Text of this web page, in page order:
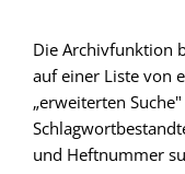
Die Archivfunktion
auf einer Liste von
„erweiterten
und Heftnummer